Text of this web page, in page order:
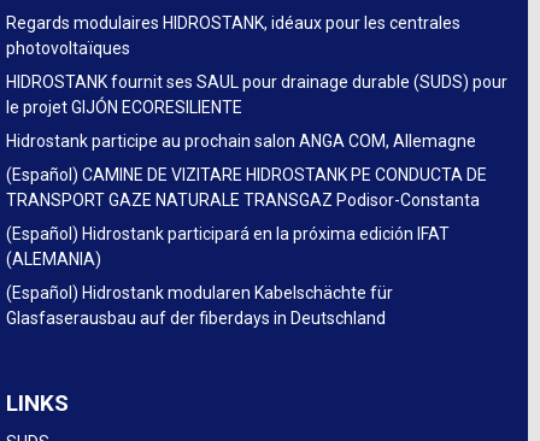
Regards modulaires HIDROSTANK, idéaux pour les centrales
photovoltaïques
HIDROSTANK fournit ses SAUL pour drainage durable (SUDS) pour
le projet GIJÓN ECORESILIENTE
Hidrostank participe au prochain salon ANGA COM, Allemagne
(Español) CAMINE DE VIZITARE HIDROSTANK PE CONDUCTA DE
TRANSPORT GAZE NATURALE TRANSGAZ Podisor-Constanta
(Español) Hidrostank participará en la próxima edición IFAT
(ALEMANIA)
(Español) Hidrostank modularen Kabelschächte für
Glasfaserausbau auf der fiberdays in Deutschland
LINKS